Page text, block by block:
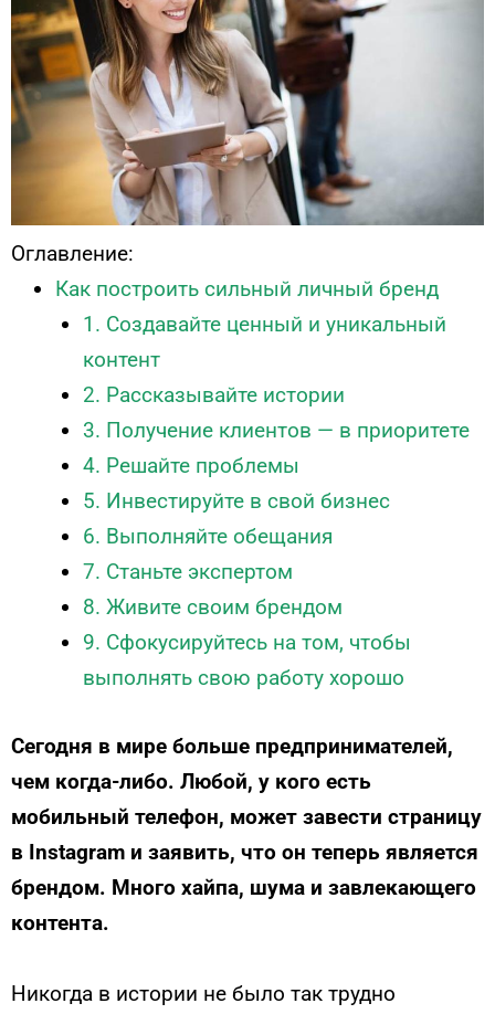
Оглавление:
Как построить сильный личный бренд
1. Создавайте ценный и уникальный
контент
2. Рассказывайте истории
3. Получение клиентов — в приоритете
4. Решайте проблемы
5. Инвестируйте в свой бизнес
6. Выполняйте обещания
7. Станьте экспертом
8. Живите своим брендом
9. Сфокусируйтесь на том, чтобы
выполнять свою работу хорошо
Сегодня в мире больше предпринимателей,
чем когда-либо. Любой, у кого есть
мобильный телефон, может завести страницу
в Instagram и заявить, что он теперь является
брендом. Много хайпа, шума и завлекающего
контента.
Никогда в истории не было так трудно